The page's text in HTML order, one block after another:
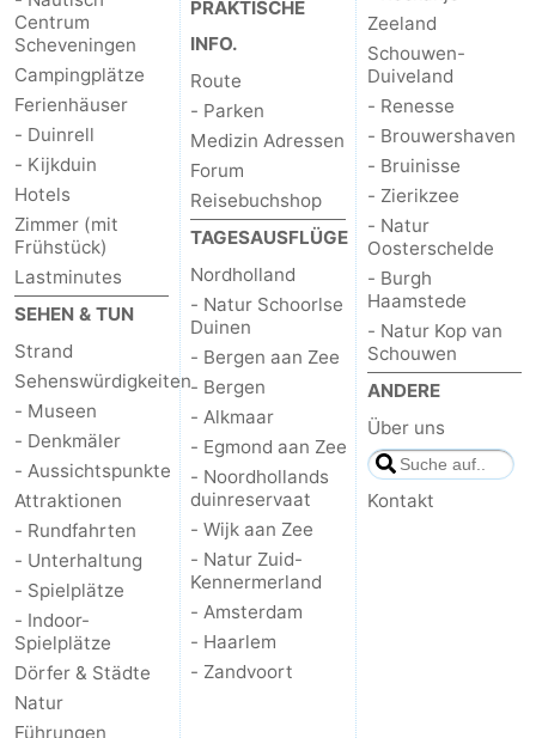
Centrum
Scheveningen
Campingplätze
Ferienhäuser
- Duinrell
- Kijkduin
Hotels
Zimmer (mit
Frühstück)
Lastminutes
SEHEN & TUN
Strand
Sehenswürdigkeiten
- Museen
- Denkmäler
- Aussichtspunkte
Attraktionen
- Rundfahrten
- Unterhaltung
- Spielplätze
- Indoor-
Spielplätze
Dörfer & Städte
Natur
Führungen
PRAKTISCHE
INFO.
Route
- Parken
Medizin Adressen
Forum
Reisebuchshop
TAGESAUSFLÜGE
Nordholland
- Natur Schoorlse
Duinen
- Bergen aan Zee
- Bergen
- Alkmaar
- Egmond aan Zee
- Noordhollands
duinreservaat
- Wijk aan Zee
- Natur Zuid-
Kennermerland
- Amsterdam
- Haarlem
- Zandvoort
Zeeland
Schouwen-
Duiveland
- Renesse
- Brouwershaven
- Bruinisse
- Zierikzee
- Natur
Oosterschelde
- Burgh
Haamstede
- Natur Kop van
Schouwen
ANDERE
Über uns
Kontakt